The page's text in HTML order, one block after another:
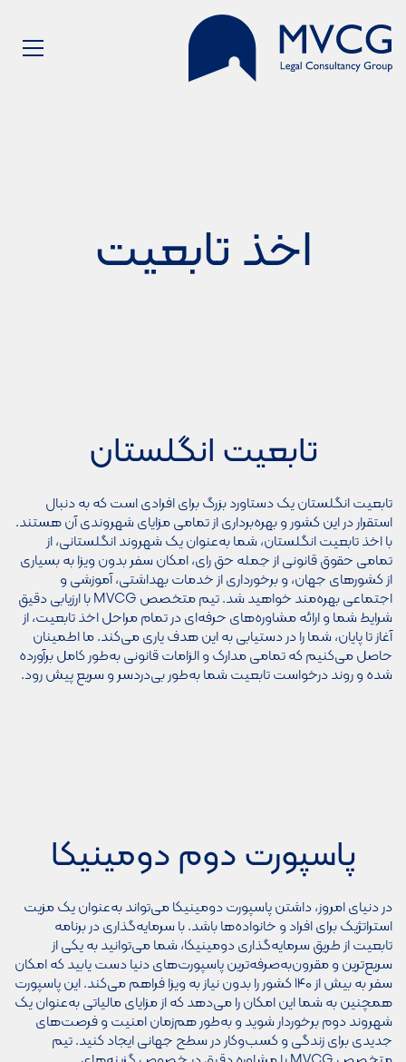
اخذ تابعیت
تابعیت انگلستان
تابعیت انگلستان یک دستاورد بزرگ برای افرادی است که به دنبال
استقرار در این کشور و بهره‌برداری از تمامی مزایای شهروندی آن هستند.
با اخذ تابعیت انگلستان، شما به‌عنوان یک شهروند انگلستانی، از
تمامی حقوق قانونی از جمله حق رای، امکان سفر بدون ویزا به بسیاری
از کشورهای جهان، و برخورداری از خدمات بهداشتی، آموزشی و
اجتماعی بهره‌مند خواهید شد. تیم متخصص MVCG با ارزیابی دقیق
شرایط شما و ارائه مشاوره‌های حرفه‌ای در تمام مراحل اخذ تابعیت، از
آغاز تا پایان، شما را در دستیابی به این هدف یاری می‌کند. ما اطمینان
حاصل می‌کنیم که تمامی مدارک و الزامات قانونی به‌طور کامل برآورده
شده و روند درخواست تابعیت شما به‌طور بی‌دردسر و سریع پیش رود.
پاسپورت دوم دومینیکا
در دنیای امروز، داشتن پاسپورت دومینیکا می‌تواند به‌عنوان یک مزیت
استراتژیک برای افراد و خانواده‌ها باشد. با سرمایه‌گذاری در برنامه
تابعیت از طریق سرمایه‌گذاری دومینیکا، شما می‌توانید به یکی از
سریع‌ترین و مقرون‌به‌صرفه‌ترین پاسپورت‌های دنیا دست یابید که امکان
سفر به بیش از ۱۴۰ کشور را بدون نیاز به ویزا فراهم می‌کند. این پاسپورت
همچنین به شما این امکان را می‌دهد که از مزایای مالیاتی به‌عنوان یک
شهروند دوم برخوردار شوید و به‌طور هم‌زمان امنیت و فرصت‌های
جدیدی برای زندگی و کسب‌وکار در سطح جهانی ایجاد کنید. تیم